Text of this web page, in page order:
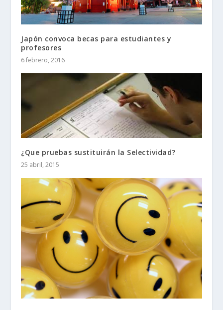
Japón convoca becas para estudiantes y
profesores
6 febrero, 2016
¿Que pruebas sustituirán la Selectividad?
25 abril, 2015